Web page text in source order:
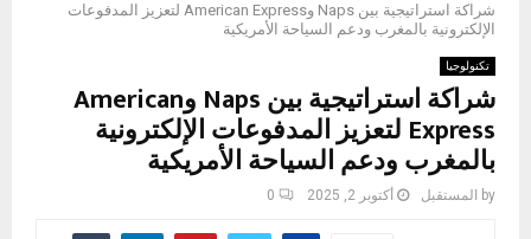
شراكة استراتيجية بين Naps وAmerican Express لتعزيز المدفوعات
الإلكترونية بالمغرب ودعم السياحة الأمريكية
تكنولوجيا
شراكة استراتيجية بين Naps وAmerican
Express لتعزيز المدفوعات الإلكترونية
بالمغرب ودعم السياحة الأمريكية
by المستقبل أكتوبر 2, 2025 0